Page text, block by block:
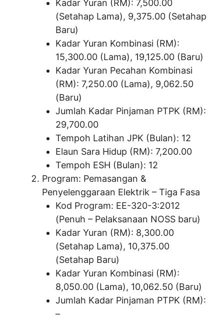
Kadar Yuran (RM): 7,500.00
(Setahap Lama), 9,375.00 (Setahap
Baru)
Kadar Yuran Kombinasi (RM):
15,300.00 (Lama), 19,125.00 (Baru)
Kadar Yuran Pecahan Kombinasi
(RM): 7,250.00 (Lama), 9,062.50
(Baru)
Jumlah Kadar Pinjaman PTPK (RM):
29,700.00
Tempoh Latihan JPK (Bulan): 12
Elaun Sara Hidup (RM): 7,200.00
Tempoh ESH (Bulan): 12
Program: Pemasangan &
Penyelenggaraan Elektrik – Tiga Fasa
Kod Program: EE-320-3:2012
(Penuh – Pelaksanaan NOSS baru)
Kadar Yuran (RM): 8,300.00
(Setahap Lama), 10,375.00
(Setahap Baru)
Kadar Yuran Kombinasi (RM):
8,050.00 (Lama), 10,062.50 (Baru)
Jumlah Kadar Pinjaman PTPK (RM):
–